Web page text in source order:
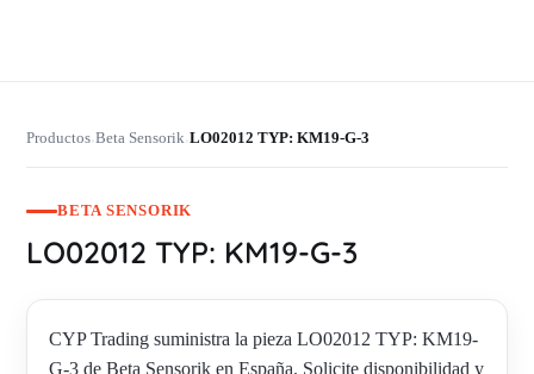
Productos›Beta Sensorik›LO02012 TYP: KM19-G-3
BETA SENSORIK
LO02012 TYP: KM19-G-3
CYP Trading suministra la pieza LO02012 TYP: KM19-
G-3 de Beta Sensorik en España. Solicite disponibilidad y